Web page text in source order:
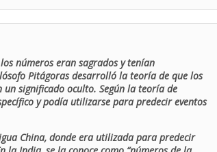
números eran sagrados y tenían
Pitágoras desarrolló la teoría de que los
significado oculto. Según la teoría de
y podía utilizarse para predecir eventos
China, donde era utilizada para predecir